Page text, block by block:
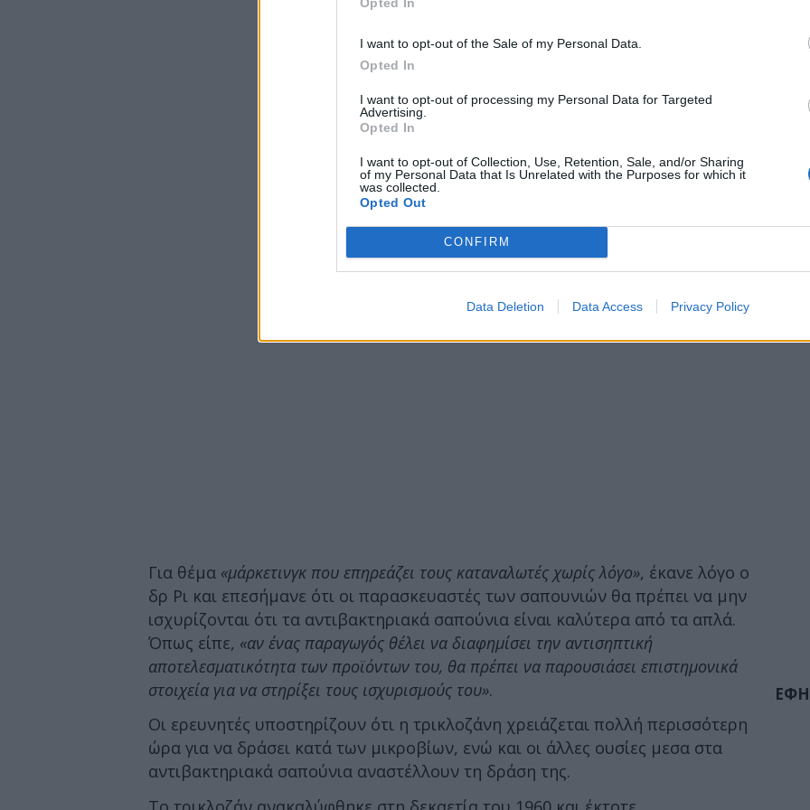
I want to opt-out of the Sale of my Personal Data.
Opted In
I want to opt-out of processing my Personal Data for Targeted
Advertising.
Opted In
I want to opt-out of Collection, Use, Retention, Sale, and/or Sharing
of my Personal Data that Is Unrelated with the Purposes for which it
was collected.
Opted Out
CONFIRM
Data Deletion Data Access Privacy Policy
Για θέμα «μάρκετινγκ που επηρεάζει τους καταναλωτές χωρίς λόγο», έκανε λόγο ο
δρ Ρι και επεσήμανε ότι οι παρασκευαστές των σαπουνιών θα πρέπει να μην
ισχυρίζονται ότι τα αντιβακτηριακά σαπούνια είναι καλύτερα από τα απλά.
Όπως είπε, «αν ένας παραγωγός θέλει να διαφημίσει την αντισηπτική
αποτελεσματικότητα των προϊόντων του, θα πρέπει να παρουσιάσει επιστημονικά
στοιχεία για να στηρίξει τους ισχυρισμούς του».
Οι ερευνητές υποστηρίζουν ότι η τρικλοζάνη χρειάζεται πολλή περισσότερη
ώρα για να δράσει κατά των μικροβίων, ενώ και οι άλλες ουσίες μεσα στα
αντιβακτηριακά σαπούνια αναστέλλουν τη δράση της.